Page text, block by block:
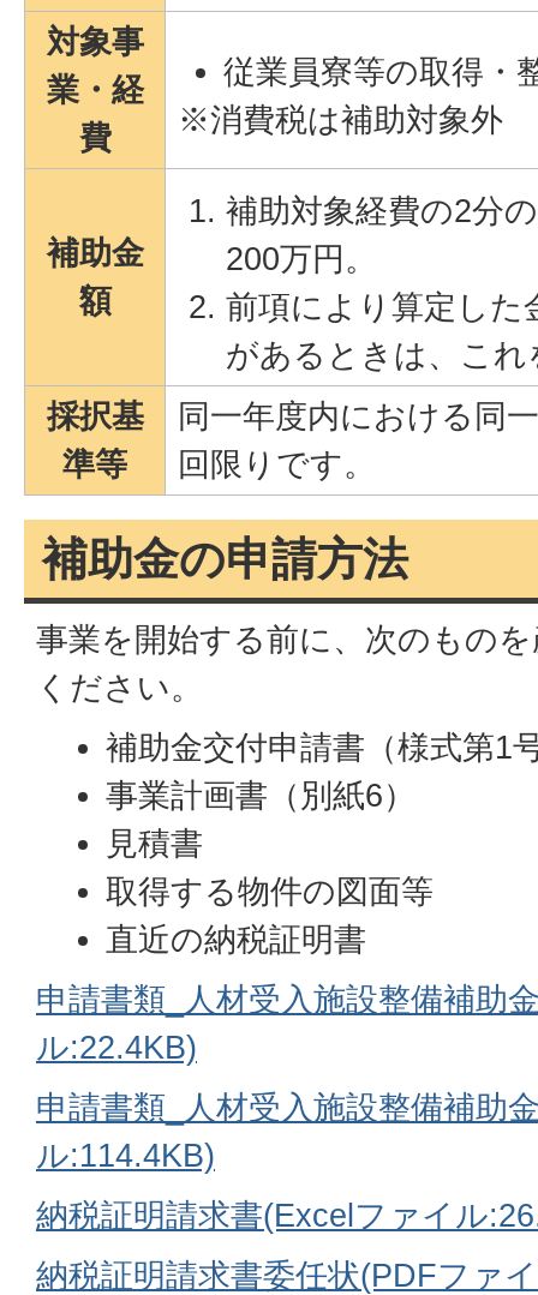
対象事
業・経
費
従業員寮等の取得・
※消費税は補助対象外
補助金
額
補助対象経費の2分
200万円。
前項により算定した
があるときは、こ
採択基
準等
同一年度内における同
回限りです。
補助金の申請方法
事業を開始する前に、次のもの
ください。
補助金交付申請書（様式第1
事業計画書（別紙6）
見積書
取得する物件の図面等
直近の納税証明書
申請書類_人材受入施設整備補助
ル:22.4KB)
申請書類_人材受入施設整備補助
ル:114.4KB)
納税証明請求書(Excelファイル
納税証明請求書委任状(PDFファ